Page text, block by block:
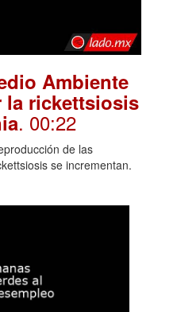
Ambiente
la rickettsiosis
. 00:22
de las
se incrementan.